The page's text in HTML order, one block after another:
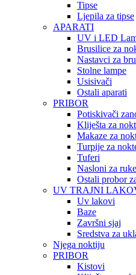
Tipse
Ljepila za tipse
APARATI
UV i LED
Brusilice za
Nastavci za
Stolne lampe
Usisivači
Ostali aparati
PRIBOR
Potiskivači
Kliješta za
Makaze za
Turpije za
Tuferi
Nasloni za ruke
Ostali probor
UV TRAJNI
Uv lakovi
Baze
Završni sjaj
Sredstva za
Njega noktiju
PRIBOR
Kistovi